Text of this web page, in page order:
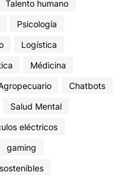
Talento humano
Psicología
Logística
Médicina
Chatbots
Salud Mental
eléctricos
gaming